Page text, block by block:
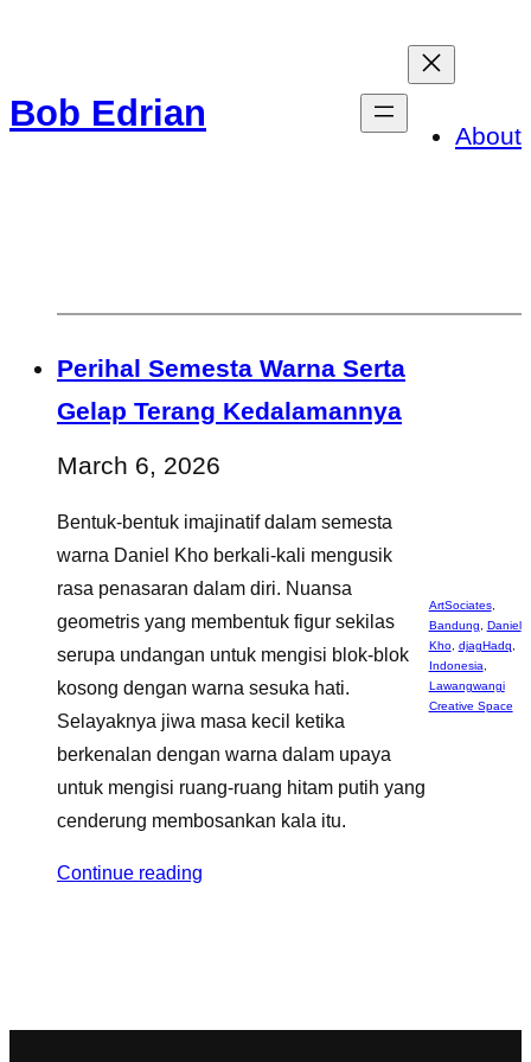
content
Bob Edrian
About
Perihal Semesta Warna Serta
Gelap Terang Kedalamannya
March 6, 2026
Bentuk-bentuk imajinatif dalam semesta
warna Daniel Kho berkali-kali mengusik
rasa penasaran dalam diri. Nuansa
geometris yang membentuk figur sekilas
serupa undangan untuk mengisi blok-blok
kosong dengan warna sesuka hati.
Selayaknya jiwa masa kecil ketika
berkenalan dengan warna dalam upaya
untuk mengisi ruang-ruang hitam putih yang
cenderung membosankan kala itu.
Continue reading
ArtSociates,
Bandung
Daniel
Kho, djagHadq
Indonesia
Lawangwangi
Creative Space